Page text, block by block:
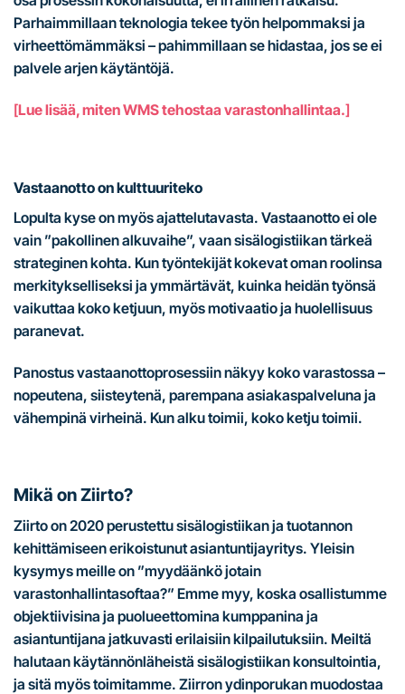
Parhaimmillaan teknologia tekee työn helpommaksi ja
virheettömämmäksi – pahimmillaan se hidastaa, jos se ei
palvele arjen käytäntöjä.
[Lue lisää, miten WMS tehostaa varastonhallintaa.]
Vastaanotto on kulttuuriteko
Lopulta kyse on myös ajattelutavasta. Vastaanotto ei ole
vain ”pakollinen alkuvaihe”, vaan sisälogistiikan tärkeä
strateginen kohta. Kun työntekijät kokevat oman roolinsa
merkitykselliseksi ja ymmärtävät, kuinka heidän työnsä
vaikuttaa koko ketjuun, myös motivaatio ja huolellisuus
paranevat.
Panostus vastaanottoprosessiin näkyy koko varastossa –
nopeutena, siisteytenä, parempana asiakaspalveluna ja
vähempinä virheinä. Kun alku toimii, koko ketju toimii.
Mikä on Ziirto?
Ziirto on 2020 perustettu sisälogistiikan ja tuotannon
kehittämiseen erikoistunut asiantuntijayritys. Yleisin
kysymys meille on ”myydäänkö jotain
varastonhallintasoftaa?” Emme myy, koska osallistumme
objektiivisina ja puolueettomina kumppanina ja
asiantuntijana jatkuvasti erilaisiin kilpailutuksiin. Meiltä
halutaan käytännönläheistä sisälogistiikan konsultointia,
ja sitä myös toimitamme. Ziirron ydinporukan muodostaa